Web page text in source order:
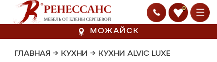
0
МОЖАЙСК
ГЛАВНАЯ → КУХНИ → КУХНИ ALVIC LUXE